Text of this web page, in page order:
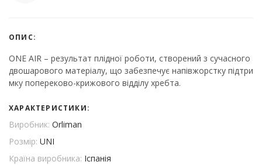
ОПИС:
ONE AIR – результат плідної роботи, створений з сучасного
двошарового матеріалу, що забезпечує напівжорстку підтри
мку попереково-крижового відділу хребта.
ХАРАКТЕРИСТИКИ:
Виробник: Orliman
Розмір: UNI
Країна виробника: Іспанія